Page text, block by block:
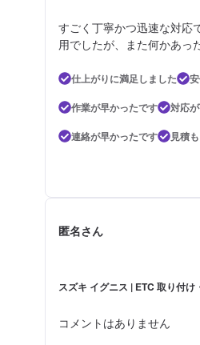
すごく丁寧かつ迅速な対応
用でしたが、また何かあっ
仕上がりに満足しました
作業が早かったです
対応
連絡が早かったです
見積
匿名さん
スズキ イグニス | ETC 取り付
コメントはありません